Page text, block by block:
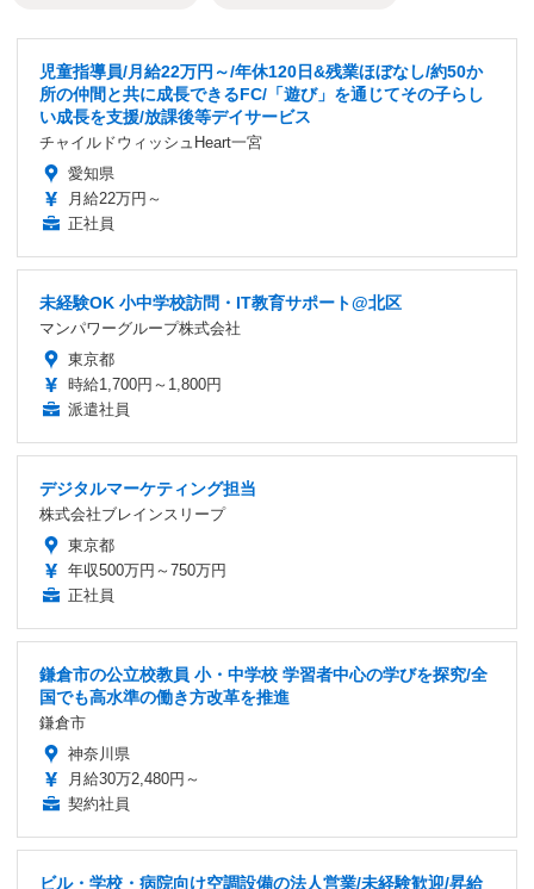
児童指導員/月給22万円～/年休120日&残業ほぼなし/約50か
所の仲間と共に成長できるFC/「遊び」を通じてその子らし
い成長を支援/放課後等デイサービス
チャイルドウィッシュHeart一宮
愛知県
月給22万円～
正社員
未経験OK 小中学校訪問・IT教育サポート@北区
マンパワーグループ株式会社
東京都
時給1,700円～1,800円
派遣社員
デジタルマーケティング担当
株式会社ブレインスリープ
東京都
年収500万円～750万円
正社員
鎌倉市の公立校教員 小・中学校 学習者中心の学びを探究/全
国でも高水準の働き方改革を推進
鎌倉市
神奈川県
月給30万2,480円～
契約社員
ビル・学校・病院向け空調設備の法人営業/未経験歓迎/昇給